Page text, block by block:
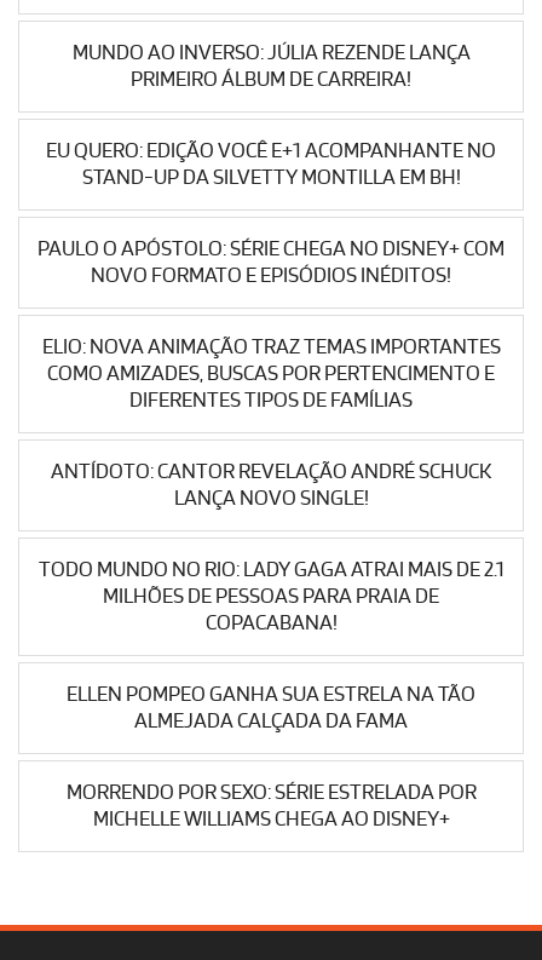
MUNDO AO INVERSO: JÚLIA REZENDE LANÇA
PRIMEIRO ÁLBUM DE CARREIRA!
EU QUERO: EDIÇÃO VOCÊ E+1 ACOMPANHANTE NO
STAND-UP DA SILVETTY MONTILLA EM BH!
PAULO O APÓSTOLO: SÉRIE CHEGA NO DISNEY+ COM
NOVO FORMATO E EPISÓDIOS INÉDITOS!
ELIO: NOVA ANIMAÇÃO TRAZ TEMAS IMPORTANTES
COMO AMIZADES, BUSCAS POR PERTENCIMENTO E
DIFERENTES TIPOS DE FAMÍLIAS
ANTÍDOTO: CANTOR REVELAÇÃO ANDRÉ SCHUCK
LANÇA NOVO SINGLE!
TODO MUNDO NO RIO: LADY GAGA ATRAI MAIS DE 2.1
MILHÕES DE PESSOAS PARA PRAIA DE
COPACABANA!
ELLEN POMPEO GANHA SUA ESTRELA NA TÃO
ALMEJADA CALÇADA DA FAMA
MORRENDO POR SEXO: SÉRIE ESTRELADA POR
MICHELLE WILLIAMS CHEGA AO DISNEY+